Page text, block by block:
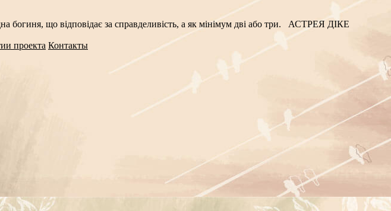
богиня, що відповідає за справделивість, а як мінімум дві або три. АСТРЕЯ ДІКЕ
проекта Контакты